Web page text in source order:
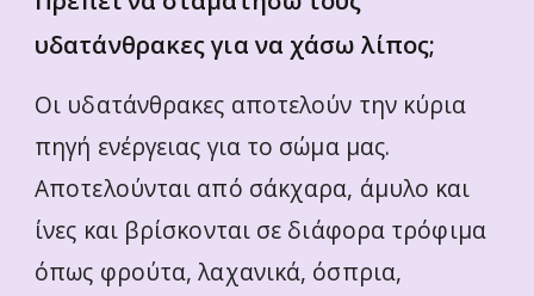
υδατάνθρακες για να χάσω λίπος;
Οι υδατάνθρακες αποτελούν την κύρια
πηγή ενέργειας για το σώμα μας.
Αποτελούνται από σάκχαρα, άμυλο και
ίνες και βρίσκονται σε διάφορα τρόφιμα
όπως φρούτα, λαχανικά, όσπρια,